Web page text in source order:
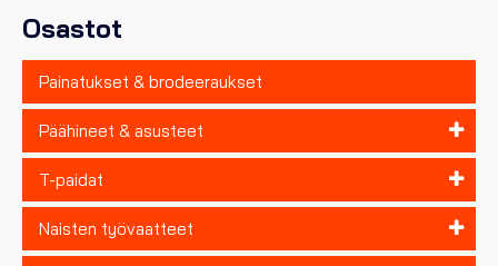
Osastot
Painatukset & brodeeraukset
Päähineet & asusteet
T-paidat
Naisten työvaatteet